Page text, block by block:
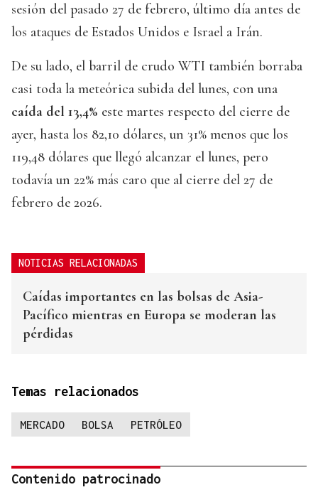
sesión del pasado 27 de febrero, último día antes de
los ataques de Estados Unidos e Israel a Irán.
De su lado, el barril de crudo WTI también borraba
casi toda la meteórica subida del lunes, con una
caída del 13,4% este martes respecto del cierre de
ayer, hasta los 82,10 dólares, un 31% menos que los
119,48 dólares que llegó alcanzar el lunes, pero
todavía un 22% más caro que al cierre del 27 de
febrero de 2026.
NOTICIAS RELACIONADAS
Caídas importantes en las bolsas de Asia-
Pacífico mientras en Europa se moderan las
pérdidas
Temas relacionados
MERCADO BOLSA PETRÓLEO
Contenido patrocinado